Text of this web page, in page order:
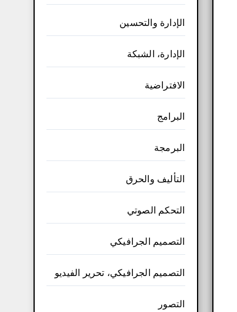
الإدارة والتحسين
الإدارة، الشبكة
الافتراضية
البرامج
البرمجة
التأليف والحرق
التحكم الصوتي
التصميم الجرافيكي
التصميم الجرافيكي، تحرير الفيديو
التصور